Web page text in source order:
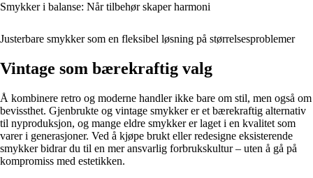
Smykker i balanse: Når tilbehør skaper harmoni
Justerbare smykker som en fleksibel løsning på størrelsesproblemer
Vintage som bærekraftig valg
Å kombinere retro og moderne handler ikke bare om stil, men også om
bevissthet. Gjenbrukte og vintage smykker er et bærekraftig alternativ
til nyproduksjon, og mange eldre smykker er laget i en kvalitet som
varer i generasjoner. Ved å kjøpe brukt eller redesigne eksisterende
smykker bidrar du til en mer ansvarlig forbrukskultur – uten å gå på
kompromiss med estetikken.